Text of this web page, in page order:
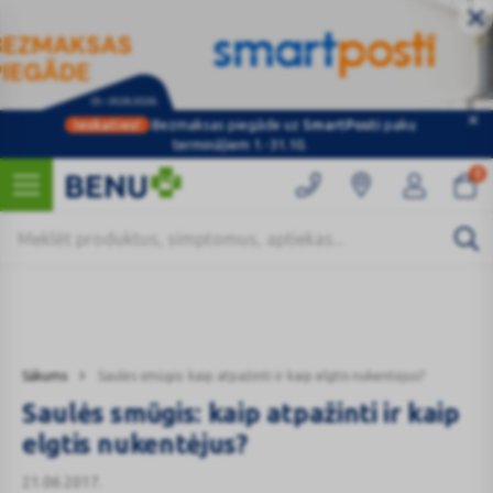
Ieskaties! Bezmaksas piegāde uz SmartPostipaku
termināļiem 1.-31.10.
0
Sākums Saulės smūgis: kaip atpažinti ir kaip elgtis nukentėjus?
Kategorijas
Saulės smūgis: kaip atpažinti ir kaip
elgtis nukentėjus?
21.06.2017.